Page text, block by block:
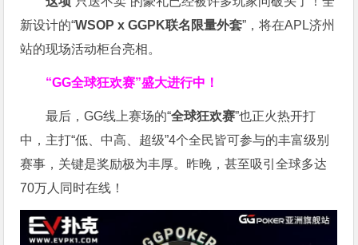
新设计的“WSOP x GGPK联名限量外套”，将在APL济州
站的现场活动柜台亮相。
“GG全球狂欢赛”盛大进行中！
最后，GG线上赛场的“全球狂欢赛”也正火热开打
中，主打“低、中高、超级”4个全民皆可参与的丰富级别
赛事，关键是奖励极为丰厚。 昨晚，甚至吸引全球多达
70万人同时在线！